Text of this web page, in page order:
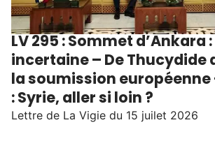
LV 295 : Sommet d’Ankara
incertaine – De Thucydide
la soumission
: Syrie, aller si loin ?
Lettre de La Vigie du 15 juilet 2026